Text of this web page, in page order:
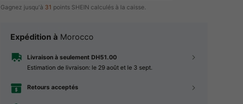
Gagnez jusqu'à 31 points SHEIN calculés à la caisse.
Expédition à Morocco
Livraison à seulement DH51.00
Estimation de livraison: le 29 août et le 3 sept.
Retours acceptés